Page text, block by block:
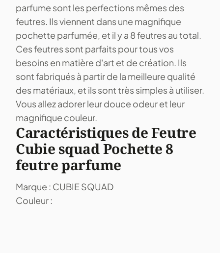
parfume sont les perfections mêmes des
feutres. Ils viennent dans une magnifique
pochette parfumée, et il y a 8 feutres au total.
Ces feutres sont parfaits pour tous vos
besoins en matière d'art et de création. Ils
sont fabriqués à partir de la meilleure qualité
des matériaux, et ils sont très simples à utiliser.
Vous allez adorer leur douce odeur et leur
magnifique couleur.
Caractéristiques de Feutre
Cubie squad Pochette 8
feutre parfume
Marque : CUBIE SQUAD
Couleur :